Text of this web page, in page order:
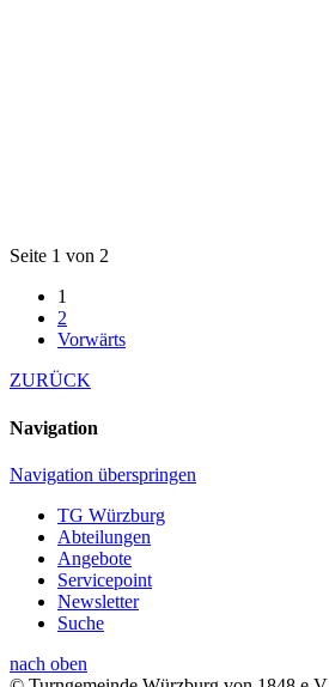
Seite 1 von 2
1
2
Vorwärts
ZURÜCK
Navigation
Navigation überspringen
TG Würzburg
Abteilungen
Angebote
Servicepoint
Newsletter
Suche
nach oben